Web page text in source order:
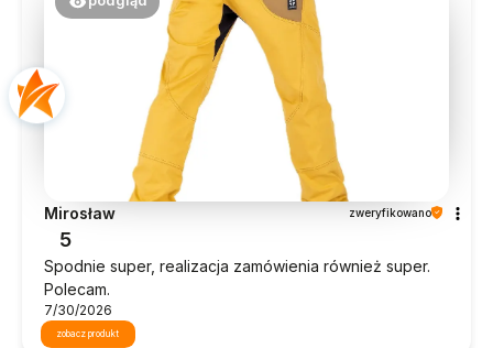
Mirosław zweryfikowano
5
Spodnie super, realizacja zamówienia również super.
Polecam.
7/30/2026
zobacz produkt